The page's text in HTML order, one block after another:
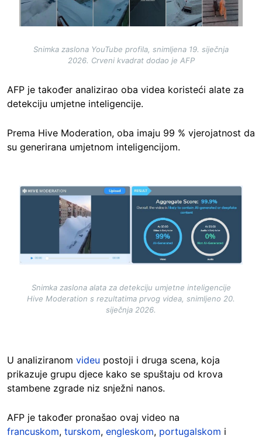
Snimka zaslona YouTube profila, snimljena 19. siječnja
2026. Crveni kvadrat dodao je AFP
AFP je također analizirao oba videa koristeći alate za
detekciju umjetne inteligencije.
Prema Hive Moderation, oba imaju 99 % vjerojatnost da
su generirana umjetnom inteligencijom.
Image
Snimka zaslona alata za detekciju umjetne inteligencije
Hive Moderation s rezultatima prvog videa, snimljeno 20.
siječnja 2026.
U analiziranom videu postoji i druga scena, koja
prikazuje grupu djece kako se spuštaju od krova
stambene zgrade niz snježni nanos.
AFP je također pronašao ovaj video na
francuskom, turskom, engleskom, portugalskom i